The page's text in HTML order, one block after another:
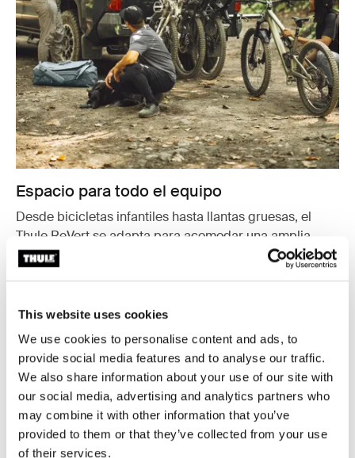
This website uses cookies
We use cookies to personalise content and ads, to
provide social media features and to analyse our traffic.
We also share information about your use of our site with
our social media, advertising and analytics partners who
may combine it with other information that you’ve
provided to them or that they’ve collected from your use
of their services.
Espacio para todo el equipo
Desde bicicletas infantiles hasta llantas gruesas, el
Thule ReVert se adapta para acomodar una amplia
gama de bicicletas. Es el único portabicicletas que
satisface todas tus necesidades ciclistas, sin importar a